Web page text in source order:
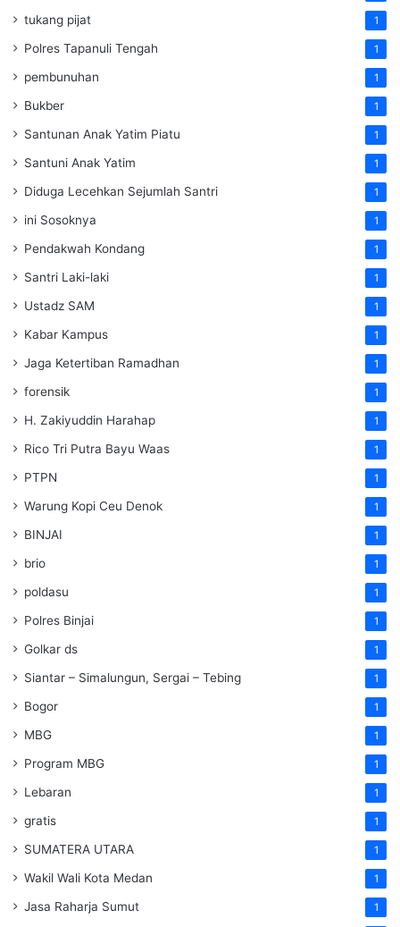
tukang pijat 1
Polres Tapanuli Tengah 1
pembunuhan 1
Bukber 1
Santunan Anak Yatim Piatu 1
Santuni Anak Yatim 1
Diduga Lecehkan Sejumlah Santri 1
ini Sosoknya 1
Pendakwah Kondang 1
Santri Laki-laki 1
Ustadz SAM 1
Kabar Kampus 1
Jaga Ketertiban Ramadhan 1
forensik 1
H. Zakiyuddin Harahap 1
Rico Tri Putra Bayu Waas 1
PTPN 1
Warung Kopi Ceu Denok 1
BINJAI 1
brio 1
poldasu 1
Polres Binjai 1
Golkar ds 1
Siantar – Simalungun, Sergai – Tebing 1
Bogor 1
MBG 1
Program MBG 1
Lebaran 1
gratis 1
SUMATERA UTARA 1
Wakil Wali Kota Medan 1
Jasa Raharja Sumut 1